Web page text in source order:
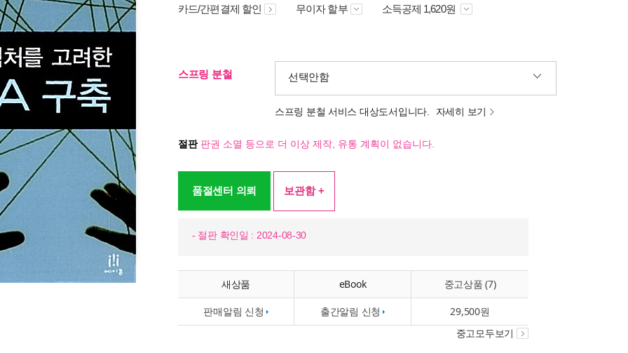
카드/간편결제 할인 무이자 할부 소득공제 1,620원
스프링 분철 선택안함
스프링 분철 서비스 대상도서입니다. 자세히 보기
절판판권 소멸 등으로 더 이상 제작, 유통 계획이 없습니다.
품절센터 의뢰 보관함 +
- 절판 확인일 : 2024-08-30
새상품 eBook 중고상품 (7)
판매알림 신청 출간알림 신청 29,500원
중고모두보기